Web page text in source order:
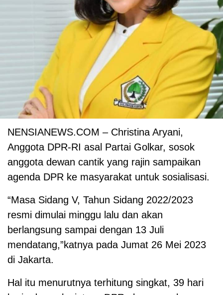
NENSIANEWS.COM – Christina Aryani,
Anggota DPR-RI asal Partai Golkar, sosok
anggota dewan cantik yang rajin sampaikan
agenda DPR ke masyarakat untuk sosialisasi.
“Masa Sidang V, Tahun Sidang 2022/2023
resmi dimulai minggu lalu dan akan
berlangsung sampai dengan 13 Juli
mendatang,”katnya pada Jumat 26 Mei 2023
di Jakarta.
Hal itu menurutnya terhitung singkat, 39 hari